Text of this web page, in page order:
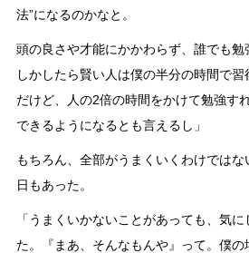
法”になるのかなと。
頭の良さや才能にかかわらず、誰でも勉
しかしたら賢い人は僕の半分の時間で習
だけど、人の2倍の時間をかけて勉強す
できるようになるとも言えるし」
もちろん、全部がうまくいくわけでは
日もあった。
「うまくいかないことがあっても、気
た。『まあ、そんなもんや』って。僕